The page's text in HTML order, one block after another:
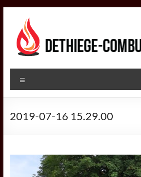
contenu
DETHIEGE
COMBUSTIBLES
dans
des
combustibles
2019-07-16 15.29.00